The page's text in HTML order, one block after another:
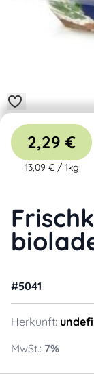
#5041
Herkunft:
MwSt.: 7%
2,29 €
13,09 €/ 1kg